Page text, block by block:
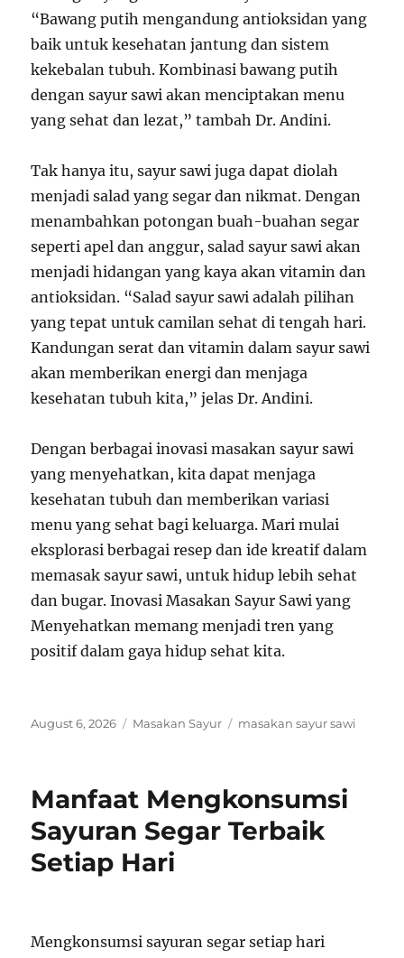
“Bawang putih mengandung antioksidan yang
baik untuk kesehatan jantung dan sistem
kekebalan tubuh. Kombinasi bawang putih
dengan sayur sawi akan menciptakan menu
yang sehat dan lezat,” tambah Dr. Andini.
Tak hanya itu, sayur sawi juga dapat diolah
menjadi salad yang segar dan nikmat. Dengan
menambahkan potongan buah-buahan segar
seperti apel dan anggur, salad sayur sawi akan
menjadi hidangan yang kaya akan vitamin dan
antioksidan. “Salad sayur sawi adalah pilihan
yang tepat untuk camilan sehat di tengah hari.
Kandungan serat dan vitamin dalam sayur sawi
akan memberikan energi dan menjaga
kesehatan tubuh kita,” jelas Dr. Andini.
Dengan berbagai inovasi masakan sayur sawi
yang menyehatkan, kita dapat menjaga
kesehatan tubuh dan memberikan variasi
menu yang sehat bagi keluarga. Mari mulai
eksplorasi berbagai resep dan ide kreatif dalam
memasak sayur sawi, untuk hidup lebih sehat
dan bugar. Inovasi Masakan Sayur Sawi yang
Menyehatkan memang menjadi tren yang
positif dalam gaya hidup sehat kita.
Posted
August 6, 2026 Categories
Masakan Sayur Tags
masakan sayur sawi
Manfaat Mengkonsumsi
Sayuran Segar Terbaik
Setiap Hari
Mengkonsumsi sayuran segar setiap hari